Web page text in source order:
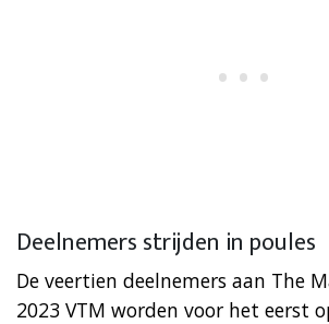
Deelnemers strijden in poules
De veertien deelnemers aan The
2023 VTM worden voor het eerst